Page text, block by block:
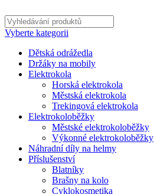
Vyberte kategorii
Dětská odrážedla
Držáky na mobily
Elektrokola
Horská elektrokola
Městská elektrokola
Trekingová elektrokola
Elektrokoloběžky
Městské elektrokoloběžky
Výkonné elektrokoloběžky
Náhradní díly na helmy
Příslušenství
Blatníky
Brašny na kolo
Cyklokosmetika